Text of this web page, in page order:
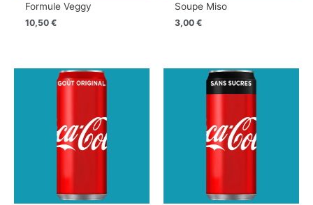
Formule Veggy
10,50€
Soupe Miso
3,00€